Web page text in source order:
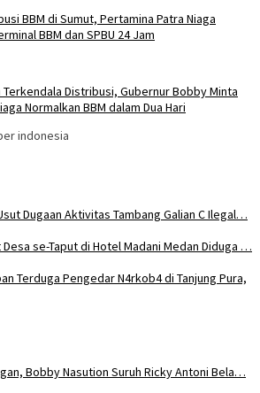
BBM di Sumut, Pertamina Patra Niaga
BBM dan SPBU 24 Jam
Terkendala Distribusi, Gubernur Bobby Minta
Normalkan BBM dalam Dua Hari
Dugaan Aktivitas Tambang Galian C Ilegal…
se-Taput di Hotel Madani Medan Diduga …
Terduga Pengedar N4rkob4 di Tanjung Pura,
Bobby Nasution Suruh Ricky Antoni Bela…